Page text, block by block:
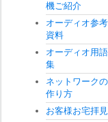
機ご紹介
オーディオ参考
資料
オーディオ用語
集
ネットワークの
作り方
お客様お宅拝見